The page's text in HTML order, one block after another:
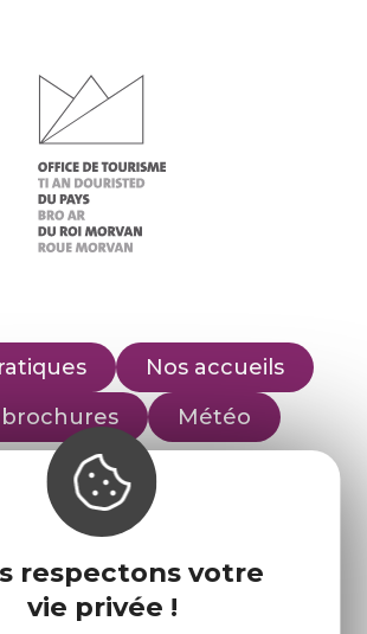
respectons votre
vie privée !
Nos accueils
brochures
Météo
nous sur :
pro Partenaires